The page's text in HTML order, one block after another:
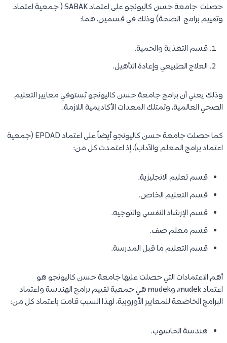
حصلت جامعة حسن كاليونجو على اعتماد SABAK ( جمعية اعتماد
وتقييم برامج الصحة) وذلك في قسمين، هما:
قسم التغذية والحمية.
العلاج الطبيعي وإعادة التأهيل.
وذلك يعني أن برامج جامعة حسن كاليونجو تستوفي معايير التعليم
الصحي العالمية، وتمتلك المعدات الأكاديمية اللازمة.
كما حصلت جامعة حسن كاليونجو أيضاً على اعتماد EPDAD (جمعية
اعتماد برامج المعلم والآداب)، إذ اعتمدت كل من:
قسم تعليم الانجليزية.
قسم التعليم الخاص.
قسم الإرشاد النفسي والتوجيه.
قسم معلم صف.
قسم التعليم ما قبل المدرسة.
أهم الاعتمادات التي حصلت عليها جامعة حسن كاليونجو هو
اعتماد mudek، وmudek هي جمعية تقييم برامج الهندسة واعتماد
البرامج الخاضعة للمعايير الأوروبية، لهذا السبب قامت باعتماد كل من:
هندسة الحاسوب.